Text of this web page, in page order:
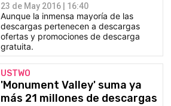
23 de May 2016 | 16:40
Aunque la inmensa mayoría de las
descargas pertenecen a descargas
ofertas y promociones de descarga
gratuita.
USTWO
'Monument Valley' suma ya
más 21 millones de descargas